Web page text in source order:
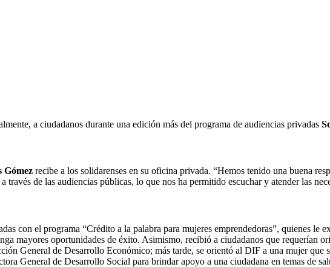
a ciudadanos durante una edición más del programa de audiencias privadas
Gómez recibe a los solidarenses en su oficina privada. “Hemos tenido una buena
través de las audiencias públicas, lo que nos ha permitido escuchar y atender las
con el programa “Crédito a la palabra para mujeres emprendedoras”, quienes le
mayores oportunidades de éxito. Asimismo, recibió a ciudadanos que requerían
General de Desarrollo Económico; más tarde, se orientó al DIF a una mujer que
General de Desarrollo Social para brindar apoyo a una ciudadana en temas de